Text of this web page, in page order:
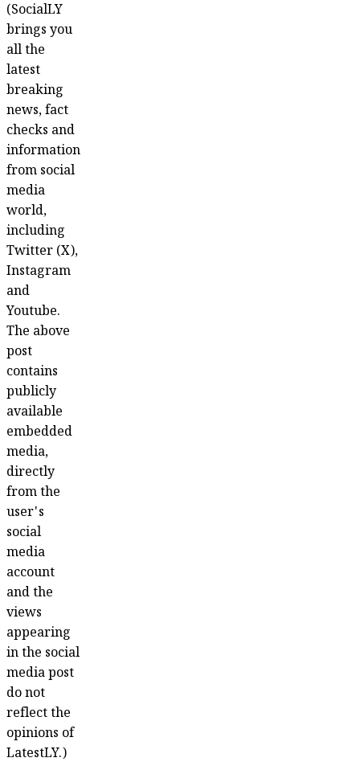
(SocialLY
brings you
all the
latest
breaking
news, fact
checks and
information
from social
media
world,
including
Twitter (X),
Instagram
and
Youtube.
The above
post
contains
publicly
available
embedded
media,
directly
from the
user's
social
media
account
and the
views
appearing
in the social
media post
do not
reflect the
opinions of
LatestLY.)